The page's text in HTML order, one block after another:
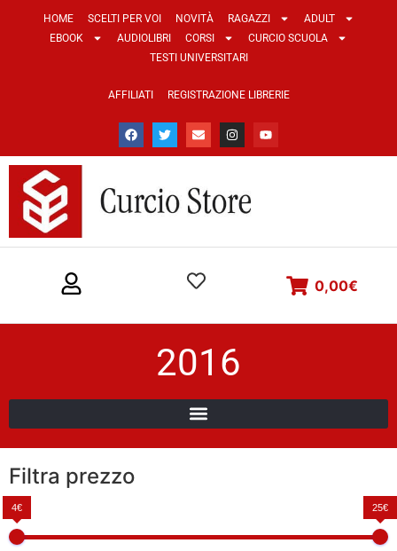
HOME SCELTI PER VOI NOVITÀ RAGAZZI
ADULT
EBOOK
AUDIOLIBRI CORSI
CURCIO SCUOLA
TESTI UNIVERSITARI
AFFILIATI REGISTRAZIONE LIBRERIE
0,00€
2016
Filtra prezzo
4€ 25€